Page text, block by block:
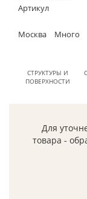
Артикул
Москва Много
СТРУКТУРЫ И
ПОВЕРХНОСТИ
Для
товара -